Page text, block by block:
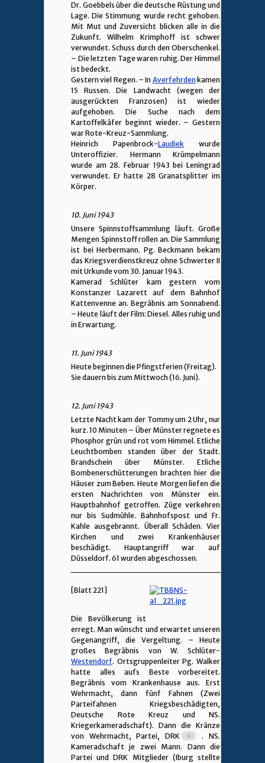
Dr. Goebbels über die deutsche Rüstung und
Lage. Die Stimmung wurde recht gehoben.
Mit Mut und Zuversicht blicken alle in die
Zukunft. Wilhelm Krimphoff ist schwer
verwundet. Schuss durch den Oberschenkel.
– Die letzten Tage waren ruhig. Der Himmel
ist bedeckt.
Gestern viel Regen. – In Averfehrdenkamen
15 Russen. Die Landwacht (wegen der
ausgerückten Franzosen) ist wieder
aufgehoben. Die Suche nach dem
Kartoffelkäfer beginnt wieder. – Gestern
war Rote-Kreuz-Sammlung.
Heinrich Papenbrock-Laudiek wurde
Unteroffizier. Hermann Krümpelmann
wurde am 28. Februar 1943 bei Leningrad
verwundet. Er hatte 28 Granatsplitter im
Körper.
10. Juni 1943
Unsere Spinnstoffsammlung läuft. Große
Mengen Spinnstoff rollen an. Die Sammlung
ist bei Herbermann. Pg. Beckmann bekam
das Kriegsverdienstkreuz ohne Schwerter II
mit Urkunde vom 30. Januar 1943.
Kamerad Schlüter kam gestern vom
Konstanzer Lazarett auf dem Bahnhof
Kattenvenne an. Begräbnis am Sonnabend.
– Heute läuft der Film: Diesel. Alles ruhig und
in Erwartung.
11. Juni 1943
Heute beginnen die Pfingstferien (Freitag).
Sie dauern bis zum Mittwoch (16. Juni).
12. Juni 1943
Letzte Nacht kam der Tommy um 2 Uhr, nur
kurz. 10 Minuten – Über Münster regnete es
Phosphor grün und rot vom Himmel. Etliche
Leuchtbomben standen über der Stadt.
Brandschein über Münster. Etliche
Bombenerschütterungen brachten hier die
Häuser zum Beben. Heute Morgen liefen die
ersten Nachrichten von Münster ein.
Hauptbahnhof getroffen. Züge verkehren
nur bis Sudmühle. Bahnhofspost und Fr.
Kahle ausgebrannt. Überall Schäden. Vier
Kirchen und zwei Krankenhäuser
beschädigt. Hauptangriff war auf
Düsseldorf. 61 wurden abgeschossen.
[Blatt 221]
Die Bevölkerung ist
erregt. Man wünscht und erwartet unseren
Gegenangriff, die Vergeltung. – Heute
großes Begräbnis von W. Schlüter-
Westendorf. Ortsgruppenleiter Pg. Walker
hatte alles aufs Beste vorbereitet.
Begräbnis vom Krankenhause aus. Erst
Wehrmacht, dann fünf Fahnen (Zwei
Parteifahnen Kriegsbeschädigten,
Deutsche Rote Kreuz und NS.
Kriegerkameradschaft). Dann die Kränze
von Wehrmacht, Partei, DRK
. NS.
Kameradschaft je zwei Mann. Dann die
Partei und DRK Mitglieder (Iburg stellte